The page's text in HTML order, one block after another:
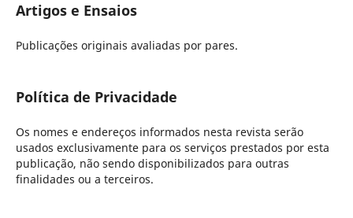
Artigos e Ensaios
Publicações originais avaliadas por pares.
Política de Privacidade
Os nomes e endereços informados nesta revista serão
usados exclusivamente para os serviços prestados por esta
publicação, não sendo disponibilizados para outras
finalidades ou a terceiros.